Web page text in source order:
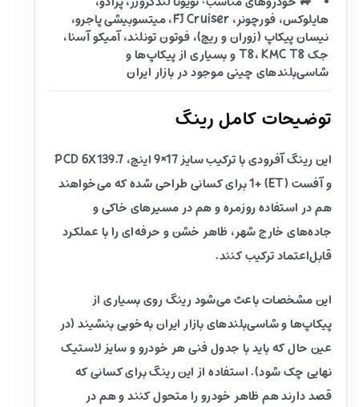
هایلوکس، فورچونر، FJ Cruiser، میتسوبیشی پاجرو،
نیسان پیکاپ (زوران و ریچ)، فوتون تونلند، آمیکو آسنا،
جک T8، KMC T8 و بسیاری از پیکاپ‌ها و
شاسی‌بلندهای چینی موجود در بازار ایران
توضیحات کامل رینگ
این رینگ آفرودی با ترکیب سایز 17×9 اینچ، PCD 6X139.7
و آفست (ET) +1 برای کسانی طراحی شده که می‌خواهند
هم در استفاده روزمره و هم در مسیرهای خاکی و
جاده‌های خارج شهر، ظاهر خشن و حرفه‌ای را با عملکرد
قابل‌اعتماد ترکیب کنند.
این مشخصات باعث می‌شود رینگ روی بسیاری از
پیکاپ‌ها و شاسی‌بلندهای بازار ایران به‌خوبی بنشیند (در
عین حال که باید با جدول فنی هر خودرو و سایز لاستیک
نهایی چک شود). استفاده از این رینگ برای کسانی که
قصد دارند هم ظاهر خودرو را متحول کنند و هم در